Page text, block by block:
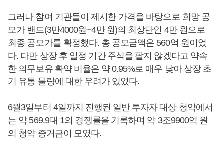
그러나 참여 기관들이 제시한 가격을 바탕으로 희망 공
모가 밴드(3만4000원~4만 원)의 최상단인 4만 원으로
최종 공모가를 확정했다. 총 공모금액은 560억 원이었
다. 다만 상장 후 일정 기간 주식을 팔지 않겠다고 약속
한 의무보유 확약 비율은 약 0.95%로 매우 낮아 상장 초
기 유통 물량에 대한 우려가 있었다.
6월3일부터 4일까지 진행된 일반 투자자 대상 청약에서
는 약 569.9대 1의 경쟁률을 기록하며 약 3조9900억 원
의 청약 증거금이 모였다.